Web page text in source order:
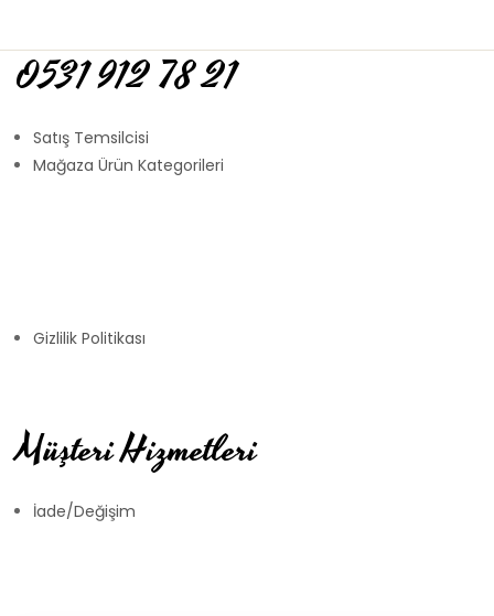
0531 912 78 21
Satış Temsilcisi
Mağaza Ürün Kategorileri
Gizlilik Politikası
Müşteri Hizmetleri
İade/Değişim